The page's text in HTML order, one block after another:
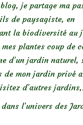
je partage ma
de paysagiste, en
la biodiversité au
mes plantes coup de
d’un jardin naturel,
de mon jardin privé
d’autres
dans l’univers des